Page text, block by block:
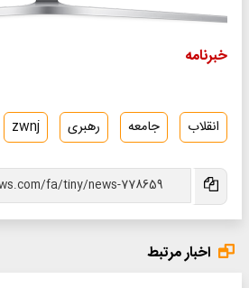
خبرنامه
انقلاب جامعه رهبری zwnj
اخبار مرتبط